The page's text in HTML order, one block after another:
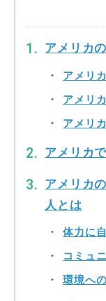
アメリカ
アメリ
アメリ
アメリ
アメリカ
アメリカ
人とは
体力に
コミュ
環境へ